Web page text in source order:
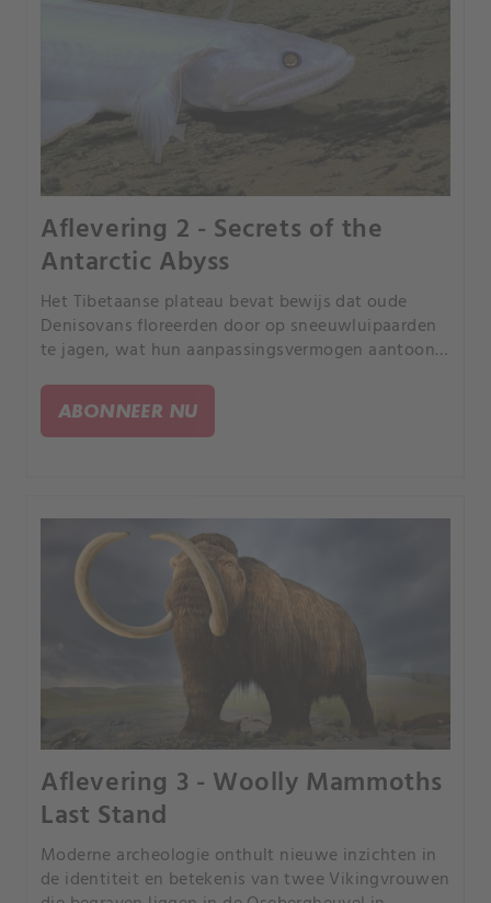
Aflevering 2 - Secrets of the
Antarctic Abyss
Het Tibetaanse plateau bevat bewijs dat oude
Denisovans floreerden door op sneeuwluipaarden
te jagen, wat hun aanpassingsvermogen aantoont.
ABONNEER NU
Aflevering 3 - Woolly Mammoths
Last Stand
Moderne archeologie onthult nieuwe inzichten in
de identiteit en betekenis van twee Vikingvrouwen